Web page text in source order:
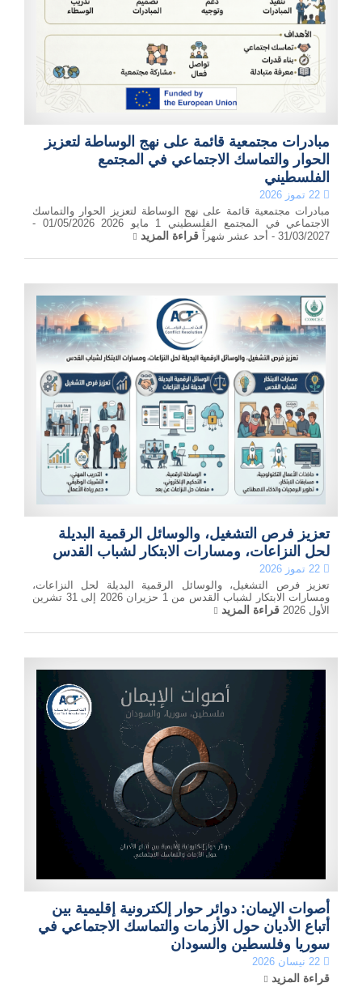
مبادرات مجتمعية قائمة على نهج الوساطة لتعزيز
الحوار والتماسك الاجتماعي في المجتمع
الفلسطيني
مبادرات مجتمعية قائمة على نهج الوساطة لتعزيز الحوار والتماسك
الاجتماعي في المجتمع الفلسطيني 1 مايو 2026 01/05/2026 -
31/03/2027 - أحد عشر شهراً
قراءة المزيد
تعزيز فرص التشغيل، والوسائل الرقمية البديلة
لحل النزاعات، ومسارات الابتكار لشباب القدس
تعزيز فرص التشغيل، والوسائل الرقمية البديلة لحل النزاعات،
ومسارات الابتكار لشباب القدس من 1 حزيران 2026 إلى 31 تشرين
الأول 2026
قراءة المزيد
أصوات الإيمان: دوائر حوار إلكترونية إقليمية بين
أتباع الأديان حول الأزمات والتماسك الاجتماعي في
سوريا وفلسطين والسودان
قراءة المزيد